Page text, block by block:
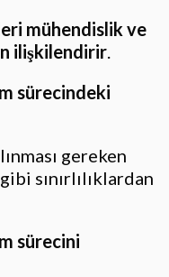
mühendislik ve
ilişkilendirir.
sürecindeki
gereken
sınırlılıklardan
sürecini